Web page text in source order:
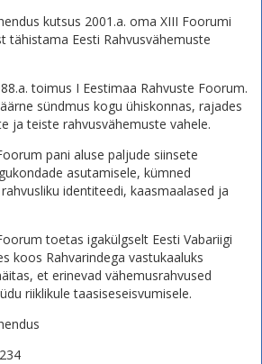
kutsus 2001.a. oma XIII Foorumi
tähistama Eesti Rahvusvähemuste
toimus I Eestimaa Rahvuste Foorum.
sündmus kogu ühiskonnas, rajades
ja teiste rahvusvähemuste vahele.
pani aluse paljude siinsete
asutamisele, kümned
identiteedi, kaasmaalased ja
toetas igakülgselt Eesti Vabariigi
koos Rahvarindega vastukaaluks
et erinevad vähemusrahvused
riiklikule taasiseseisvumisele.